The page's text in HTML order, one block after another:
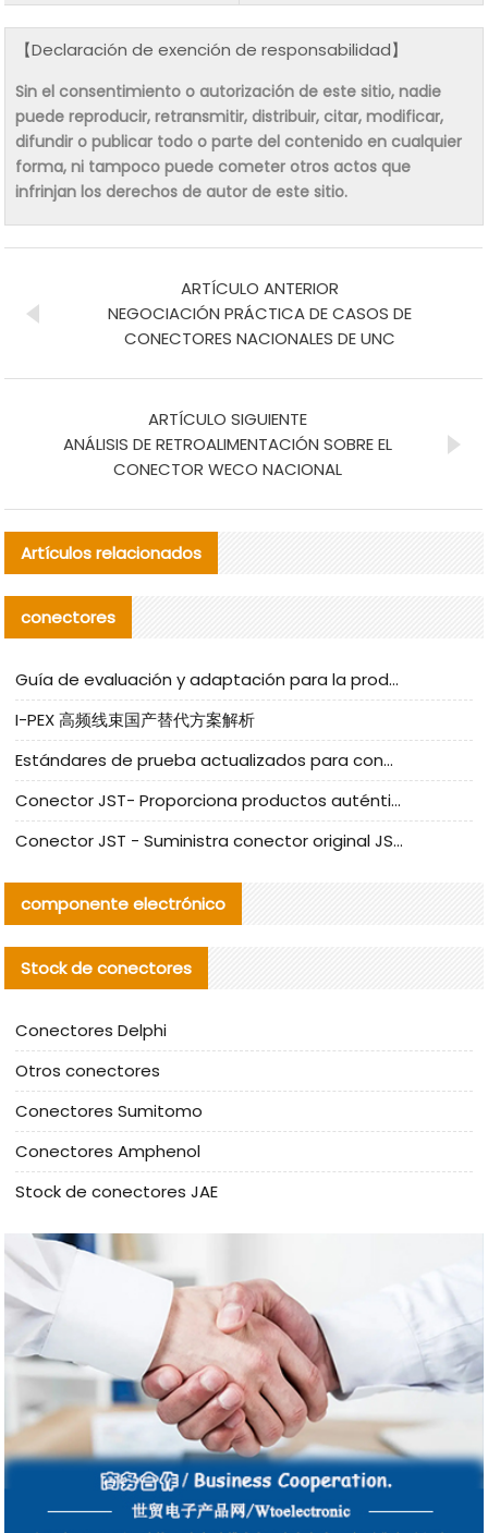
【Declaración de exención de responsabilidad】
Sin el consentimiento o autorización de este sitio, nadie
puede reproducir, retransmitir, distribuir, citar, modificar,
difundir o publicar todo o parte del contenido en cualquier
forma, ni tampoco puede cometer otros actos que
infrinjan los derechos de autor de este sitio.
ARTÍCULO ANTERIOR
NEGOCIACIÓN PRÁCTICA DE CASOS DE
CONECTORES NACIONALES DE UNC
ARTÍCULO SIGUIENTE
ANÁLISIS DE RETROALIMENTACIÓN SOBRE EL
CONECTOR WECO NACIONAL
Artículos relacionados
conectores
Guía de evaluación y adaptación para la producción en serie de componentes de cables nacionales para CNC Tech
I-PEX 高频线束国产替代方案解析
Estándares de prueba actualizados para conectores nacionales bajo la referencia de CLIFF
Conector JST- Proporciona productos auténticos y alternativos del conector JST NSHR-02V-S
Conector JST - Suministra conector original JST GHR-09V-S | productos alternativos
componente electrónico
Stock de conectores
Conectores Delphi
Otros conectores
Conectores Sumitomo
Conectores Amphenol
Stock de conectores JAE